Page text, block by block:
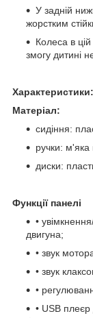
У задній
жорстким
Колеса в
змогу дитині
Характеристики:
Матеріал:
сидіння:
ручки: м'яка
диски:
Функції панелі
•
двигуна;
• звук
• звук
•
• USB плеєр